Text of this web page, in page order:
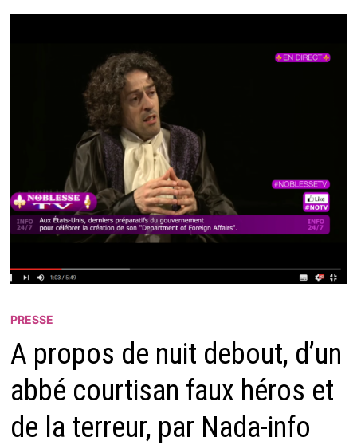
PRESSE
A propos de nuit debout, d’un
abbé courtisan faux héros et
de la terreur, par Nada-info